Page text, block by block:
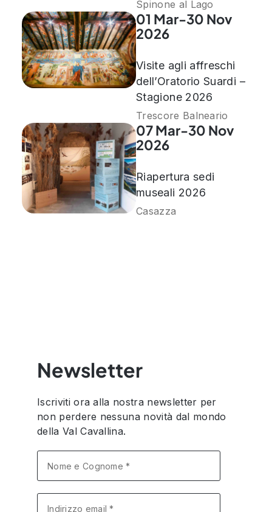
Spinone al Lago
01 Mar-30 Nov
2026
Visite agli affreschi
dell’Oratorio Suardi –
Stagione 2026
Trescore Balneario
07 Mar-30 Nov
2026
Riapertura sedi
museali 2026
Casazza
Newsletter
Iscriviti ora alla nostra newsletter per
non perdere nessuna novità dal mondo
della Val Cavallina.